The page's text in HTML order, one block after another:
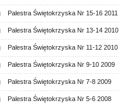
Palestra Świętokrzyska Nr 15-16 2011
Palestra Świętokrzyska Nr 13-14 2010
Palestra Świętokrzyska Nr 11-12 2010
Palestra Świętokrzyska Nr 9-10 2009
Palestra Świętokrzyska Nr 7-8 2009
Palestra Świętokrzyska Nr 5-6 2008